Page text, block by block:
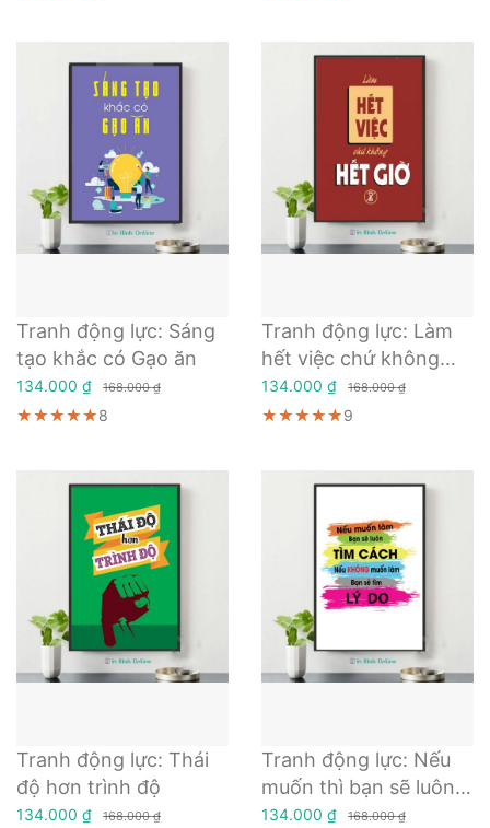
Tranh động lực: Sáng
tạo khắc có Gạo ăn
134.000 ₫ 168.000 ₫
★★★★★
★★★★★
★★★★★8
Tranh động lực: Làm
hết việc chứ không
hết giờ
134.000 ₫ 168.000 ₫
★★★★★
★★★★★
★★★★★9
Tranh động lực: Thái
độ hơn trình độ
134.000 ₫ 168.000 ₫
Tranh động lực: Nếu
muốn thì bạn sẽ luôn
tìm cách nếu không
134.000 ₫ 168.000 ₫